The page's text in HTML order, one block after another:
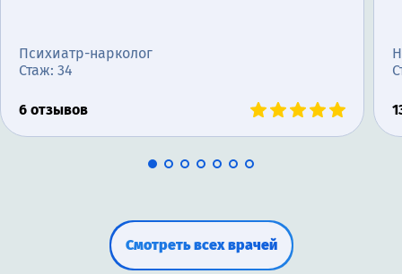
Психиатр-нарколог
Стаж: 34
6 отзывов
Смотреть всех врачей